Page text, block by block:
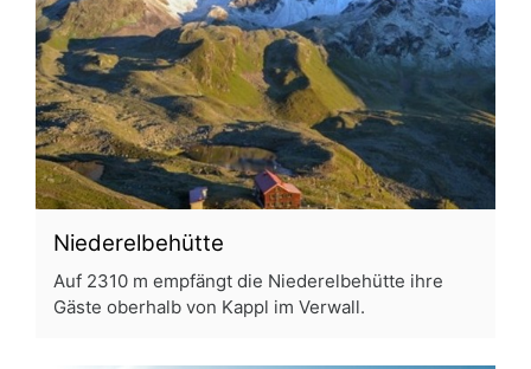
Niederelbehütte
Auf 2310 m empfängt die Niederelbehütte ihre
Gäste oberhalb von Kappl im Verwall.